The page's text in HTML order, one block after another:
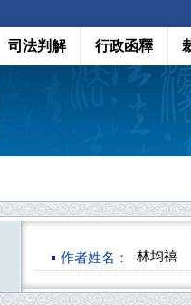
司法判解 行政函釋
作者姓名： 林均禧